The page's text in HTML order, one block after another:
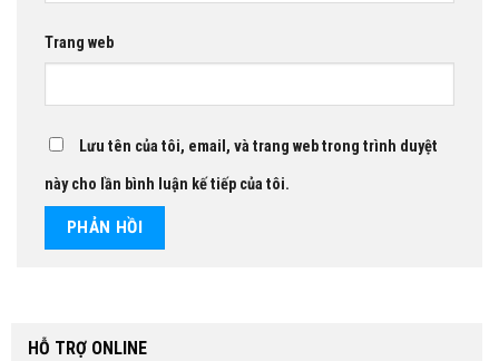
Trang web
Lưu tên của tôi, email, và trang web trong trình duyệt
này cho lần bình luận kế tiếp của tôi.
HỖ TRỢ ONLINE